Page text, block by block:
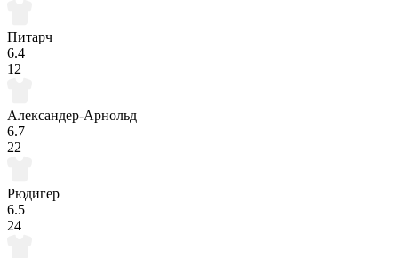
Питарч
6.4
12
Александер-Арнольд
6.7
22
Рюдигер
6.5
24